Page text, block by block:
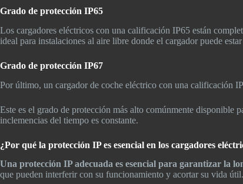
Grado de protección IP65
Los cargadores eléctricos con una calificación IP65 están
ideal para instalaciones al aire libre donde el cargador puede
Grado de protección IP67
Por último, un cargador de coche eléctrico con una calificación
Este es el grado de protección más alto comúnmente disponible
inclemencias del tiempo es constante.
¿Por qué la protección IP es esencial en los cargadores
Una protección IP adecuada es esencial para garantizar la
que pueden interferir con su funcionamiento y acortar su vida útil.